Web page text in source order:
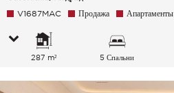
V1687MAC Продажа Апартаменты
287 m² 5 Спальни